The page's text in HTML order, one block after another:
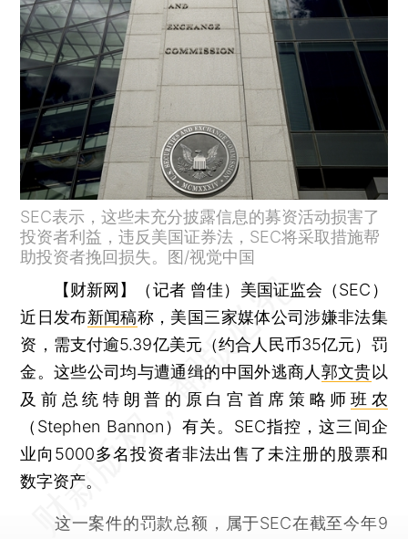
SEC表示，这些未充分披露信息的募资活动损害了
投资者利益，违反美国证券法，SEC将采取措施帮
助投资者挽回损失。图/视觉中国
【财新网】（记者 曾佳） 美国证监会（SEC）
近日发布新闻稿称，美国三家媒体公司涉嫌非法集
资，需支付逾5.39亿美元（约合人民币35亿元）罚
金。这些公司均与遭通缉的中国外逃商人 郭文贵以
及前总统特朗普的原白宫首席策略师 班农
（Stephen Bannon）有关。SEC指控，这三间企
业向5000多名投资者非法出售了未注册的股票和
数字资产。
这一案件的罚款总额，属于SEC在截至今年9